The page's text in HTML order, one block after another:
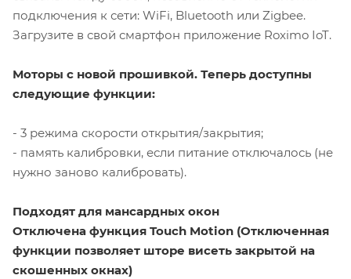
подключения к сети: WiFi, Bluetooth или Zigbee.
Загрузите в свой смартфон приложение Roximo IoT.
Моторы с новой прошивкой. Теперь доступны
следующие функции:
- 3 режима скорости открытия/закрытия;
- память калибровки, если питание отключалось (не
нужно заново калибровать).
Подходят для мансардных окон
Отключена функция Touch Motion (Отключенная
функции позволяет шторе висеть закрытой на
скошенных окнах)